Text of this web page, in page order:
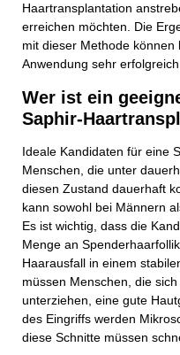
Haartransplantation
erreichen möchten. Die
mit dieser Methode können
Anwendung sehr
Wer ist ein
Saphir-
Ideale Kandidaten für eine
Menschen, die unter
diesen Zustand dauerhaft
kann sowohl bei Männern
Es ist wichtig, dass die
Menge an
Haarausfall in einem
müssen Menschen, die
unterziehen, eine gute
des Eingriffs werden
diese Schnitte müssen